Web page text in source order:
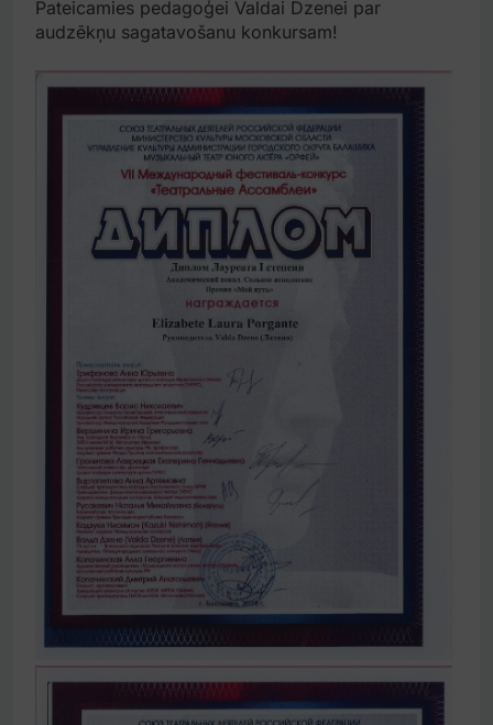
Pateicamies pedagoģei Valdai Dzenei par
audzēkņu sagatavošanu konkursam!